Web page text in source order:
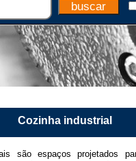
Cozinha industrial
são espaços projetados